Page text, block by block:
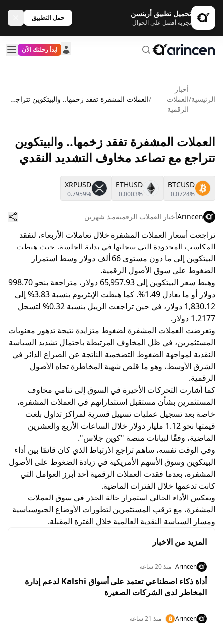
تحميل تطبيق أرينسن
تجربة أفضل على الجوال
حمل التطبيق
ابدأ رحلتك الآن
الرئيسية/
أخبار
العملات
الرقمية
/ العملات المشفرة تفقد زخمها.. والبيتكوين تتراجع مع تصاعد مخاوف التشديد النقدي
العملات المشفرة تفقد زخمها.. والبيتكوين
تتراجع مع تصاعد مخاوف التشديد النقدي
BTCUSD
0.0724%
ETHUSD
0.0003%
XRPUSD
0.7959%
Arincenأخبار العملات الرقميةمنذ شهرين
تراجعت أسعار العملات المشفرة خلال تعاملات الأربعاء، لتفقد
المكاسب المحدودة التي سجلتها في بداية الجلسة، حيث هبطت
البيتكوين إلى ما دون مستوى 66 ألف دولار وسط استمرار
الضغوط على سوق الأصول الرقمية.
وهبط سعر البيتكوين إلى 65,957.93 دولار، متراجعة بنحو 998.70
دولار أو ما يعادل 1.49%. كما هبطت الإيثريوم بنسبة 3.83% إلى
1,830.12 دولار، في حين تراجعت الريبل بنسبة 0.32% لتسجل
1.2177 دولار.
وتعرضت العملات المشفرة لضغوط متزايدة نتيجة تدهور معنويات
المستثمرين، في ظل المخاوف المرتبطة باحتمال تشديد السياسة
النقدية لمواجهة الضغوط التضخمية الناتجة عن الصراع الدائر في
الشرق الأوسط، وهو ما قلص شهية المخاطرة تجاه الأصول
الرقمية.
كما أشارت التحركات الأخيرة في السوق إلى تنامي مخاوف
المستثمرين بشأن مستقبل استثماراتهم في العملات المشفرة،
خاصة بعد تسجيل عمليات تسييل قسرية لمراكز تداول بلغت
قيمتها نحو 1.12 مليار دولار خلال الساعات الأربع والعشرين
الماضية، وفقًا لبيانات منصة "كوين جلاس".
وفي الوقت نفسه، ساهم تراجع الارتباط الذي كان قائمًا بين أداء
البيتكوين وسوق الأسهم الأمريكية في زيادة الضغوط على الأصول
المشفرة، بعدما فقدت العملات الرقمية أحد أبرز العوامل التي
كانت تدعمها خلال الفترات الماضية.
ويعكس الأداء الحالي استمرار حالة الحذر في سوق العملات
المشفرة، مع ترقب المستثمرين لتطورات الأوضاع الجيوسياسية
ومسار السياسة النقدية العالمية خلال الفترة المقبلة.
المزيد من الاخبار
Arincen منذ 20 ساعة
أداة ذكاء اصطناعي تعتمد على أسواق Kalshi لدعم إدارة
المخاطر لدى الشركات الصغيرة
Arincen منذ 21 ساعة